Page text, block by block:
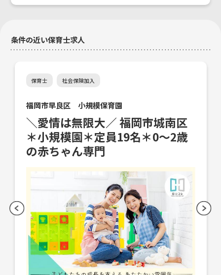
条件の近い保育士求人
保育士 社会保険加入
緑会 みどり保育園
＼10時出勤の保育補助／ 福岡市
早良区＊ピアノなし＊週4～5日
＊土日祝休み